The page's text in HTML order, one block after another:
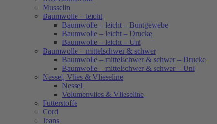
Musselin
Baumwolle – leicht
Baumwolle – leicht – Buntgewebe
Baumwolle – leicht – Drucke
Baumwolle – leicht – Uni
Baumwolle – mittelschwer & schwer
Baumwolle – mittelschwer & schwer – Drucke
Baumwolle – mittelschwer & schwer – Uni
Nessel, Vlies & Vlieseline
Nessel
Volumenvlies & Vlieseline
Futterstoffe
Cord
Jeans